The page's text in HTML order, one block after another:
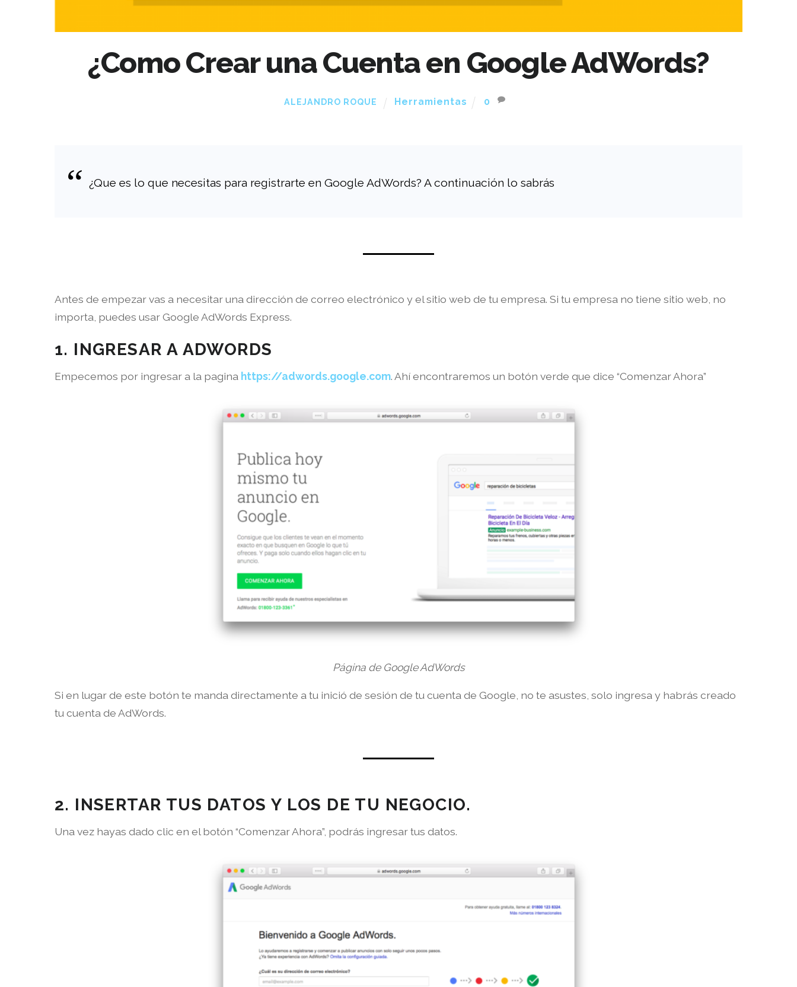
¿Como Crear una Cuenta en Google AdWords?
ALEJANDRO ROQUE Herramientas 0
¿Que es lo que necesitas para registrarte en Google AdWords? A continuación lo sabrás
Antes de empezar vas a necesitar una dirección de correo electrónico y el sitio web de tu empresa. Si tu empresa no tiene sitio web, no
importa, puedes usar Google AdWords Express.
1. INGRESAR A ADWORDS
Empecemos por ingresar a la pagina https://adwords.google.com. Ahí encontraremos un botón verde que dice “Comenzar Ahora”
Página de Google AdWords
Si en lugar de este botón te manda directamente a tu inició de sesión de tu cuenta de Google, no te asustes, solo ingresa y habrás creado
tu cuenta de AdWords.
2. INSERTAR TUS DATOS Y LOS DE TU NEGOCIO.
Una vez hayas dado clic en el botón “Comenzar Ahora”, podrás ingresar tus datos.